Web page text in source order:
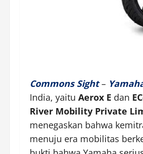
Commons Sight–
India, yaitu Aerox E dan
River Mobility Private
menegaskan bahwa
menuju era mobilitas